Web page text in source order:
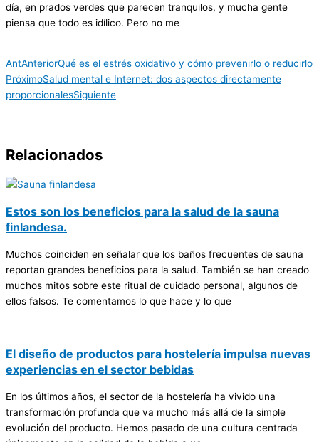
día, en prados verdes que parecen tranquilos, y mucha gente
piensa que todo es idílico. Pero no me
AntAnteriorQué es el estrés oxidativo y cómo prevenirlo o reducirlo
PróximoSalud mental e Internet: dos aspectos directamente
proporcionalesSiguiente
Relacionados
Estos son los beneficios para la salud de la sauna
finlandesa.
Muchos coinciden en señalar que los baños frecuentes de sauna
reportan grandes beneficios para la salud. También se han creado
muchos mitos sobre este ritual de cuidado personal, algunos de
ellos falsos. Te comentamos lo que hace y lo que
El diseño de productos para hostelería impulsa nuevas
experiencias en el sector bebidas
En los últimos años, el sector de la hostelería ha vivido una
transformación profunda que va mucho más allá de la simple
evolución del producto. Hemos pasado de una cultura centrada